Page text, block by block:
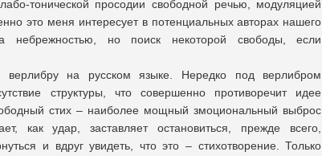
тонической просодии свободной речью, модуляцией
это меня интересует в потенциальных авторах нашего
но поиск некоторой свободы, если
на русском языке. Нередко под верлибром
структуры, что совершенно противоречит идее
стих – наиболее мощный змоциональный выброс
как удар, заставляет остановиться, прежде всего,
и вдруг увидеть, что это – стихотворение. Только